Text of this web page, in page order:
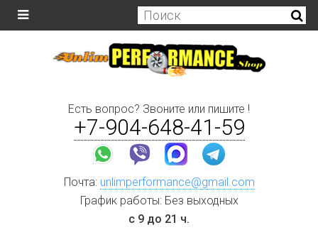
Есть вопрос? Звоните или пишите !
+7-904-648-41-59
Почта: unlimperformance@gmail.com
График работы: Без выходных
с 9 до 21 ч.